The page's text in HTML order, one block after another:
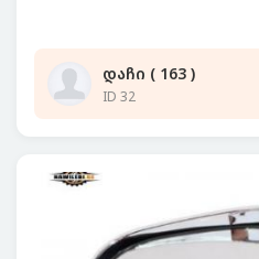
დაჩი ( 163 )
ID 32